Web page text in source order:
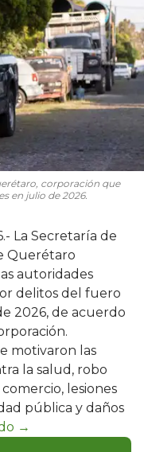
corporación que
en julio de 2026.
La Secretaría de
Querétaro
autoridades
delitos del fuero
2026, de acuerdo
motivaron las
la salud, robo
lesiones
pública y daños